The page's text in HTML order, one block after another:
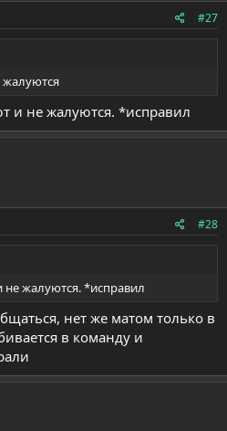
#27
и не жалуются. *исправил
#28
жалуются. *исправил
нет же матом только в
в команду и